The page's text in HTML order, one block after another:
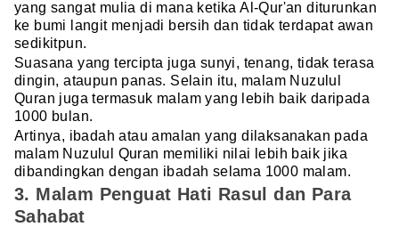
yang sangat mulia di mana ketika Al-Qur'an diturunkan
ke bumi langit menjadi bersih dan tidak terdapat awan
sedikitpun.
Suasana yang tercipta juga sunyi, tenang, tidak terasa
dingin, ataupun panas. Selain itu, malam Nuzulul
Quran juga termasuk malam yang lebih baik daripada
1000 bulan.
Artinya, ibadah atau amalan yang dilaksanakan pada
malam Nuzulul Quran memiliki nilai lebih baik jika
dibandingkan dengan ibadah selama 1000 malam.
3. Malam Penguat Hati Rasul dan Para
Sahabat